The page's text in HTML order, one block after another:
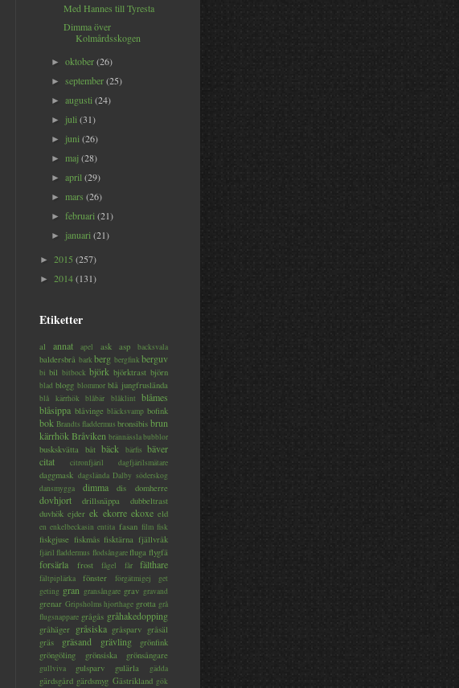
Med Hannes till Tyresta
Dimma över
Kolmårdsskogen
►oktober(26)
►september(25)
►augusti(24)
► juli(31)
► juni(26)
►maj(28)
►april(29)
►mars(26)
►februari(21)
► januari(21)
► 2015 (257)
► 2014(131)
Etiketter
al annat apel ask asp backsvala
baldersbrå barkberg bergfinkberguv
bi bil bitbock björk björktrast björn
blad blogg blommor blå jungfruslända
blå kärrhök blåbär blåklint
blåmes
blåsippa blåvinge bläcksvamp bofink
bok Brandts fladdermus bronsibis brun
kärrhökBråviken brännässlabubblor
buskskvätta båt bäck bärfis bäver
citat
citronfjäril dagfjärilsmätare
daggmask dagslända Dalby söderskog
dansmygga
dimma dis domherre
dovhjort drillsnäppa
dubbeltrast
duvhök ejder ek ekorre ekoxe eld
en enkelbeckasin entita fasan film fisk
fiskgjuse fiskmås fisktärna fjällvråk
fjäril fladdermus flodsångarefluga flygfä
forsärla frost fågel får fälthare
fältpiplärka fönster förgätmigej
get
geting gran gransångare grav gravand
grenar Gripsholms hjorthage grotta grå
flugsnappare grågås gråhakedopping
gråhäger gråsiska gråsparv gråsäl
gräs
gräsand grävling
grönfink
gröngöling
grönsiska grönsångare
gullviva gulsparv gulärla gädda
gärdsgård gärdsmyg Gästrikland gök